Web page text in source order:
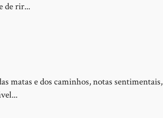
de rir...
matas e dos caminhos, notas sentimentais,